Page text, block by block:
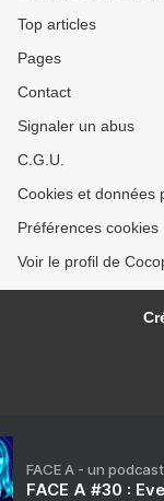
Top articles
Pages
Contact
Signaler un abus
C.G.U.
Cookies et données
Préférences cookies
Voir le profil de
FACE A - un
FACE A #30 :